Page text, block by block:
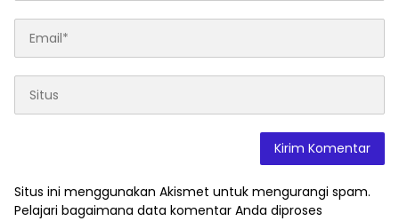
Situs ini menggunakan Akismet untuk mengurangi spam.
Pelajari bagaimana data komentar Anda diproses